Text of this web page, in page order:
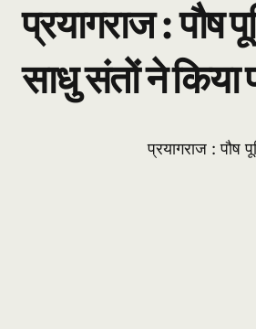
प्रयागराज : पौष
साधु संतों ने किया
प्रयागराज : पौष